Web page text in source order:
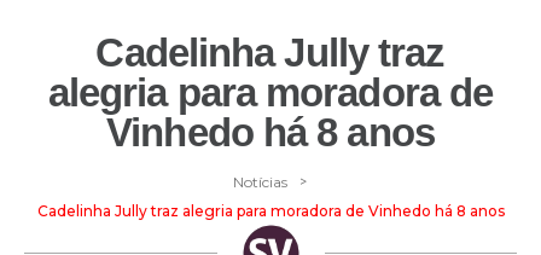
Cadelinha Jully traz
alegria para moradora de
Vinhedo há 8 anos
Notícias >
Cadelinha Jully traz alegria para moradora de Vinhedo há 8 anos